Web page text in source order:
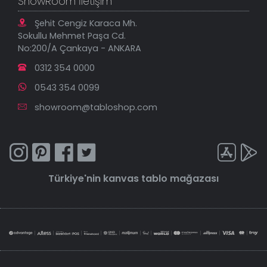
Şehit Cengiz Karaca Mh.
Sokullu Mehmet Paşa Cd.
No:200/A Çankaya - ANKARA
0312 354 0000
0543 354 0099
showroom@tabloshop.com
Türkiye'nin kanvas tablo mağazası